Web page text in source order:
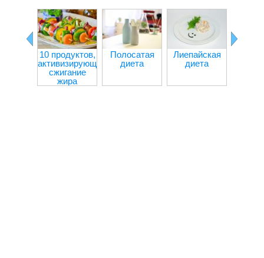
10 продуктов,
активизирующих
сжигание
жира
Полосатая
диета
Лиепайская
диета